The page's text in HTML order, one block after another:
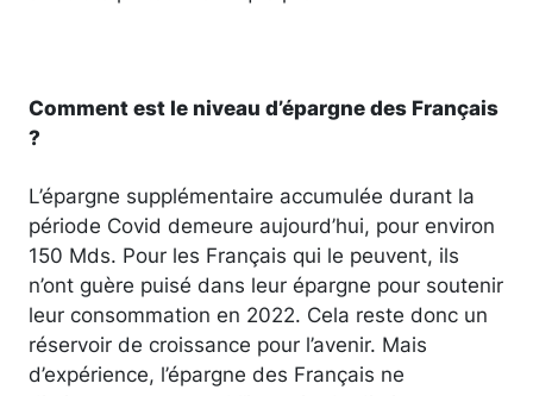
Comment est le niveau d’épargne des Français
?
L’épargne supplémentaire accumulée durant la
période Covid demeure aujourd’hui, pour environ
150 Mds. Pour les Français qui le peuvent, ils
n’ont guère puisé dans leur épargne pour soutenir
leur consommation en 2022. Cela reste donc un
réservoir de croissance pour l’avenir. Mais
d’expérience, l’épargne des Français ne